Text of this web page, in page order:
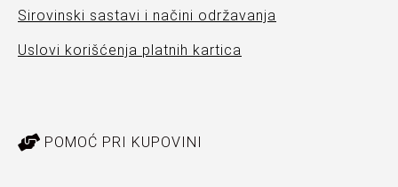
Sirovinski sastavi i načini održavanja
Uslovi korišćenja platnih kartica
POMOĆ PRI KUPOVINI